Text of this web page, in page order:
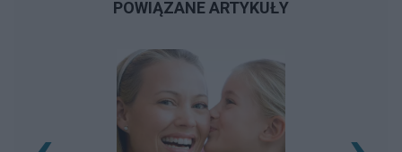
POWIĄZANE ARTYKUŁY